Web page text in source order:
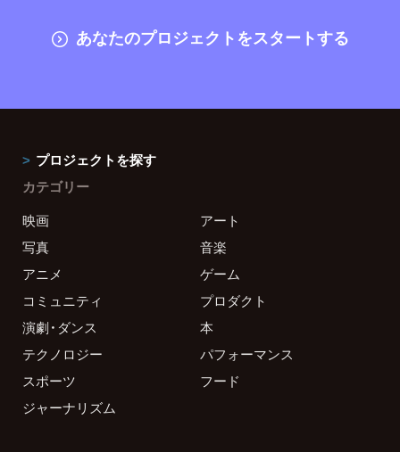
あなたのプロジェクトをスタートする
プロジェクトを探す
カテゴリー
映画
アート
写真
音楽
アニメ
ゲーム
コミュニティ
プロダクト
演劇・ダンス
本
テクノロジー
パフォーマンス
スポーツ
フード
ジャーナリズム